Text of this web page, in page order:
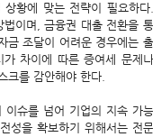
황에 맞는 전략이 필요하다.
이며, 금융권 대출 전환을 통
금 조달이 어려운 경우에는 출
차이에 따른 증여세 문제나
크를 감안해야 한다.
이슈를 넘어 기업의 지속 가능
성을 확보하기 위해서는 전문